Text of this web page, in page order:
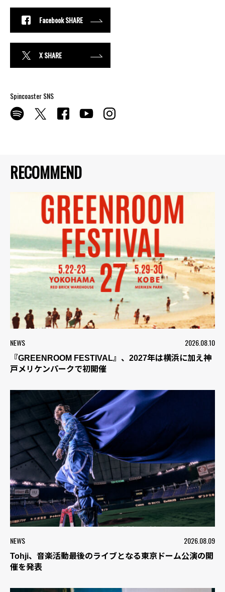
RECOMMEND
NEWS 2026.08.10
『GREENROOM FESTIVAL』、2027年は横浜に加え神
戸メリケンパークで初開催
NEWS 2026.08.09
Tohji、音楽活動最後のライブとなる東京ドーム公演の開
催を発表
Facebook SHARE
X SHARE
Spincoaster SNS